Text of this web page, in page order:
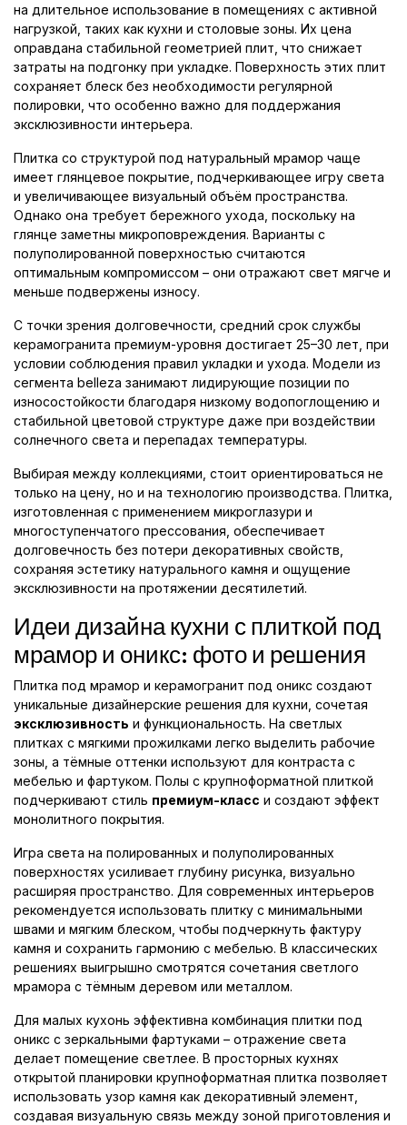
на длительное использование в помещениях с активной
нагрузкой, таких как кухни и столовые зоны. Их цена
оправдана стабильной геометрией плит, что снижает
затраты на подгонку при укладке. Поверхность этих плит
сохраняет блеск без необходимости регулярной
полировки, что особенно важно для поддержания
эксклюзивности интерьера.
Плитка со структурой под натуральный мрамор чаще
имеет глянцевое покрытие, подчеркивающее игру света
и увеличивающее визуальный объём пространства.
Однако она требует бережного ухода, поскольку на
глянце заметны микроповреждения. Варианты с
полуполированной поверхностью считаются
оптимальным компромиссом – они отражают свет мягче и
меньше подвержены износу.
С точки зрения долговечности, средний срок службы
керамогранита премиум-уровня достигает 25–30 лет, при
условии соблюдения правил укладки и ухода. Модели из
сегмента belleza занимают лидирующие позиции по
износостойкости благодаря низкому водопоглощению и
стабильной цветовой структуре даже при воздействии
солнечного света и перепадах температуры.
Выбирая между коллекциями, стоит ориентироваться не
только на цену, но и на технологию производства. Плитка,
изготовленная с применением микроглазури и
многоступенчатого прессования, обеспечивает
долговечность без потери декоративных свойств,
сохраняя эстетику натурального камня и ощущение
эксклюзивности на протяжении десятилетий.
Идеи дизайна кухни с плиткой под
мрамор и оникс: фото и решения
Плитка под мрамор и керамогранит под оникс создают
уникальные дизайнерские решения для кухни, сочетая
эксклюзивность и функциональность. На светлых
плитках с мягкими прожилками легко выделить рабочие
зоны, а тёмные оттенки используют для контраста с
мебелью и фартуком. Полы с крупноформатной плиткой
подчеркивают стиль премиум-класс и создают эффект
монолитного покрытия.
Игра света на полированных и полуполированных
поверхностях усиливает глубину рисунка, визуально
расширяя пространство. Для современных интерьеров
рекомендуется использовать плитку с минимальными
швами и мягким блеском, чтобы подчеркнуть фактуру
камня и сохранить гармонию с мебелью. В классических
решениях выигрышно смотрятся сочетания светлого
мрамора с тёмным деревом или металлом.
Для малых кухонь эффективна комбинация плитки под
оникс с зеркальными фартуками – отражение света
делает помещение светлее. В просторных кухнях
открытой планировки крупноформатная плитка позволяет
использовать узор камня как декоративный элемент,
создавая визуальную связь между зоной приготовления и